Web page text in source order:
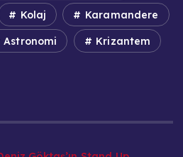
Kolaj Karamandere
Astronomi Krizantem